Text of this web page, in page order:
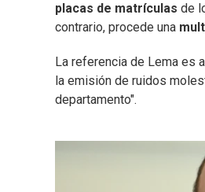
placas de matrículas de
contrario, procede una
La referencia de Lema es
la emisión de ruidos
departamento".